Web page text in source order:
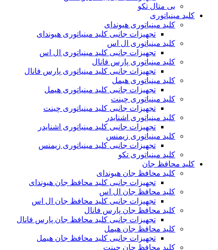
بی متال تکو
کلید مینیاتوری
کلید مینیاتوری هیوندای
تجهیزات جانبی کلید مینیاتوری هیوندای
کلید مینیاتوری ال اس
تجهیزات جانبی کلید مینیاتوری ال اس
کلید مینیاتوری پارس فانال
تجهیزات جانبی کلید مینیاتوری پارس فانال
کلید مینیاتوری هیمل
تجهیزات جانبی کلید مینیاتوری هیمل
کلید مینیاتوری چینت
تجهیزات جانبی کلید مینیاتوری چینت
کلید مینیاتوری اشنایدر
تجهیزات جانبی کلید مینیاتوری اشنایدر
کلید مینیاتوری زیمنس
تجهیزات جانبی کلید مینیاتوری زیمنس
کلید مینیاتوری تکو
کلید محافظ جان
کلید محافظ جان هیوندای
تجهیزات جانبی کلید محافظ جان هیوندای
کلید محافظ جان ال اس
تجهیزات جانبی کلید محافظ جان ال اس
کلید محافظ جان پارس فانال
تجهیزات جانبی کلید محافظ جان پارس فانال
کلید محافظ جان هیمل
تجهیزات جانبی کلید محافظ جان هیمل
کلید محافظ جان چینت